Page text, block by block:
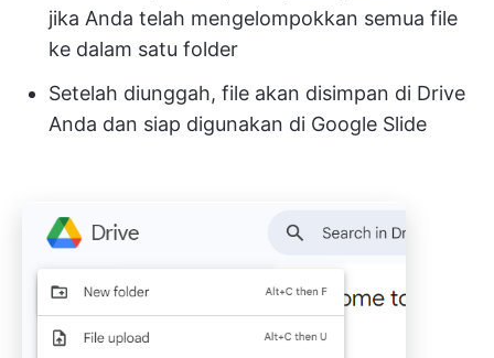
jika Anda telah mengelompokkan semua file
ke dalam satu folder
Setelah diunggah, file akan disimpan di Drive
Anda dan siap digunakan di Google Slide